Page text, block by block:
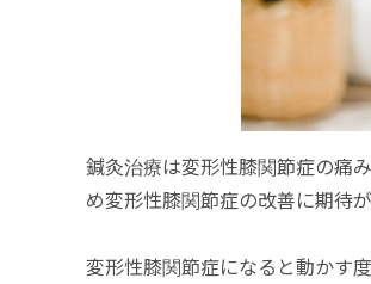
鍼灸治療は変形性膝関節症の痛
め変形性膝関節症の改善に期待が
変形性膝関節症になると動かす